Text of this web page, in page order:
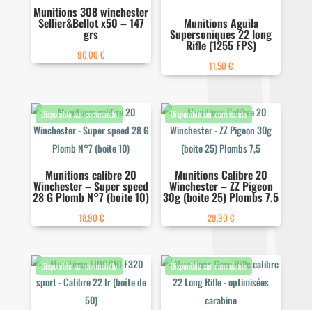
Munitions 308 winchester
Sellier&Bellot x50 – 147
grs
90,00€
Munitions Aguila
Supersoniques 22 long
Rifle (1255 FPS)
11,50€
Munitions calibre 20
Winchester – Super speed
28 G Plomb N°7 (boite 10)
18,90 €
Munitions Calibre 20
Winchester – ZZ Pigeon
30g (boite 25) Plombs 7,5
29,90€